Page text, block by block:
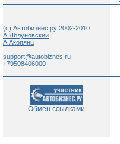
(c) Автобизнес.ру 2002-2010
А.Яблуновский
А.Акопянц
support@autobiznes.ru
+79508406000
Обмен ссылками